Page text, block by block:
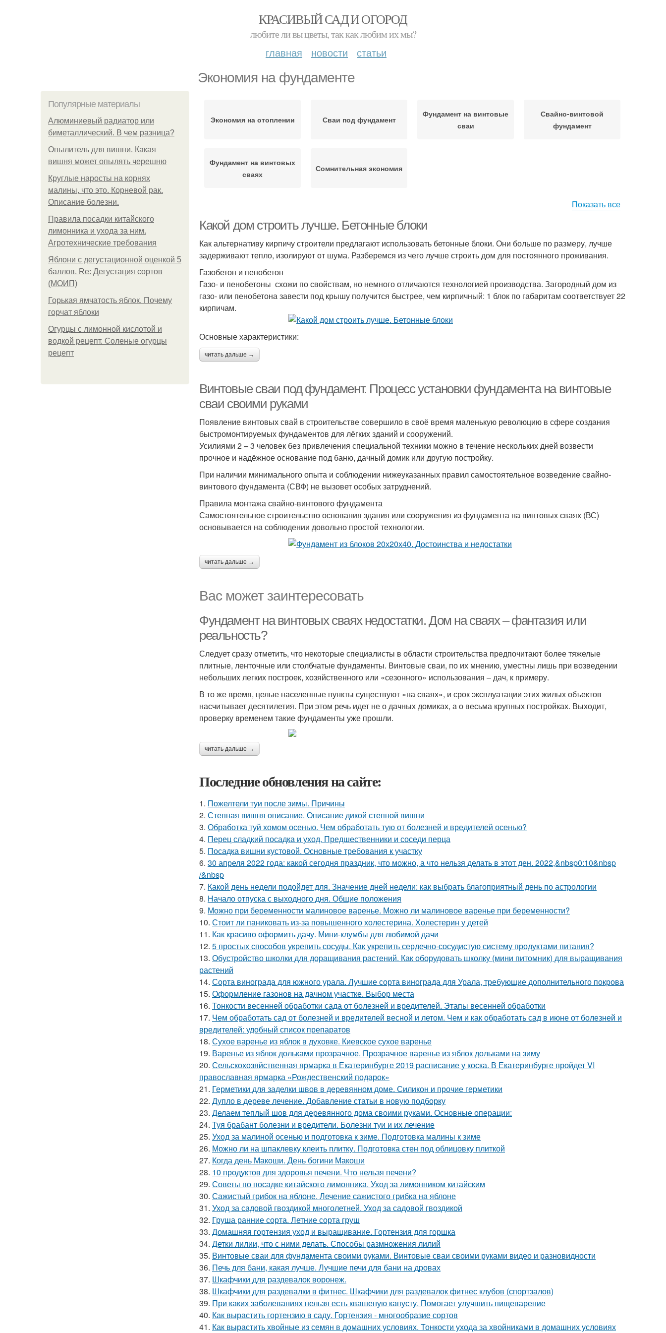
КРАСИВЫЙ САД И ОГОРОД
любите ли вы цветы, так как любим их мы?
главная новости статьи
Экономия на фундаменте
Популярные материалы
Алюминиевый радиатор или
биметаллический. В чем разница?
Опылитель для вишни. Какая
вишня может опылять черешню
Круглые наросты на корнях
малины, что это. Корневой рак.
Описание болезни.
Правила посадки китайского
лимонника и ухода за ним.
Агротехнические требования
Яблони с дегустационной оценкой 5
баллов. Re: Дегустация сортов
(МОИП)
Горькая ямчатость яблок. Почему
горчат яблоки
Огурцы с лимонной кислотой и
водкой рецепт. Соленые огурцы
рецепт
Экономия на отоплении Сваи под фундамент
Фундамент на винтовые
сваи
Свайно-винтовой
фундамент
Фундамент на винтовых
сваях
Сомнительная экономия
Показать все
Какой дом строить лучше. Бетонные блоки
Как альтернативу кирпичу строители предлагают использовать бетонные блоки. Они больше по размеру, лучше
задерживают тепло, изолируют от шума. Разберемся из чего лучше строить дом для постоянного проживания.
Газобетон и пенобетон
Газо- и пенобетоны схожи по свойствам, но немного отличаются технологией производства. Загородный дом из
газо- или пенобетона завести под крышу получится быстрее, чем кирпичный: 1 блок по габаритам соответствует 22
кирпичам.
Основные характеристики:
читать дальше →
Винтовые сваи под фундамент. Процесс установки фундамента на винтовые
сваи своими руками
Появление винтовых свай в строительстве совершило в своё время маленькую революцию в сфере создания
быстромонтируемых фундаментов для лёгких зданий и сооружений.
Усилиями 2 – 3 человек без привлечения специальной техники можно в течение нескольких дней возвести
прочное и надёжное основание под баню, дачный домик или другую постройку.
При наличии минимального опыта и соблюдении нижеуказанных правил самостоятельное возведение свайно-
винтового фундамента (СВФ) не вызовет особых затруднений.
Правила монтажа свайно-винтового фундамента
Самостоятельное строительство основания здания или сооружения из фундамента на винтовых сваях (ВС)
основывается на соблюдении довольно простой технологии.
читать дальше →
Вас может заинтересовать
Фундамент на винтовых сваях недостатки. Дом на сваях – фантазия или
реальность?
Следует сразу отметить, что некоторые специалисты в области строительства предпочитают более тяжелые
плитные, ленточные или столбчатые фундаменты. Винтовые сваи, по их мнению, уместны лишь при возведении
небольших легких построек, хозяйственного или «сезонного» использования – дач, к примеру.
В то же время, целые населенные пункты существуют «на сваях», и срок эксплуатации этих жилых объектов
насчитывает десятилетия. При этом речь идет не о дачных домиках, а о весьма крупных постройках. Выходит,
проверку временем такие фундаменты уже прошли.
читать дальше →
Последние обновления на сайте:
1. Пожелтели туи после зимы. Причины
2. Степная вишня описание. Описание дикой степной вишни
3. Обработка туй хомом осенью. Чем обработать тую от болезней и вредителей осенью?
4. Перец сладкий посадка и уход. Предшественники и соседи перца
5. Посадка вишни кустовой. Основные требования к участку
6. 30 апреля 2022 года: какой сегодня праздник, что можно, а что нельзя делать в этот ден. 2022,&nbsp0:10&nbsp
/&nbsp
7. Какой день недели подойдет для. Значение дней недели: как выбрать благоприятный день по астрологии
8. Начало отпуска с выходного дня. Общие положения
9. Можно при беременности малиновое варенье. Можно ли малиновое варенье при беременности?
10. Стоит ли паниковать из-за повышенного холестерина. Холестерин у детей
11. Как красиво оформить дачу. Мини-клумбы для любимой дачи
12. 5 простых способов укрепить сосуды. Как укрепить сердечно-сосудистую систему продуктами питания?
13. Обустройство школки для доращивания растений. Как оборудовать школку (мини питомник) для выращивания
растений
14. Сорта винограда для южного урала. Лучшие сорта винограда для Урала, требующие дополнительного покрова
15. Оформление газонов на дачном участке. Выбор места
16. Тонкости весенней обработки сада от болезней и вредителей. Этапы весенней обработки
17. Чем обработать сад от болезней и вредителей весной и летом. Чем и как обработать сад в июне от болезней и
вредителей: удобный список препаратов
18. Сухое варенье из яблок в духовке. Киевское сухое варенье
19. Варенье из яблок дольками прозрачное. Прозрачное варенье из яблок дольками на зиму
20. Сельскохозяйственная ярмарка в Екатеринбурге 2019 расписание у коска. В Екатеринбурге пройдет VI
православная ярмарка «Рождественский подарок»
21. Герметики для заделки швов в деревянном доме. Силикон и прочие герметики
22. Дупло в дереве лечение. Добавление статьи в новую подборку
23. Делаем теплый шов для деревянного дома своими руками. Основные операции:
24. Туя брабант болезни и вредители. Болезни туи и их лечение
25. Уход за малиной осенью и подготовка к зиме. Подготовка малины к зиме
26. Можно ли на шпаклевку клеить плитку. Подготовка стен под облицовку плиткой
27. Когда день Макоши. День богини Макоши
28. 10 продуктов для здоровья печени. Что нельзя печени?
29. Советы по посадке китайского лимонника. Уход за лимонником китайским
30. Сажистый грибок на яблоне. Лечение сажистого грибка на яблоне
31. Уход за садовой гвоздикой многолетней. Уход за садовой гвоздикой
32. Груша ранние сорта. Летние сорта груш
33. Домашняя гортензия уход и выращивание. Гортензия для горшка
34. Детки лилии, что с ними делать. Способы размножения лилий
35. Винтовые сваи для фундамента своими руками. Винтовые сваи своими руками видео и разновидности
36. Печь для бани, какая лучше. Лучшие печи для бани на дровах
37. Шкафчики для раздевалок воронеж.
38. Шкафчики для раздевалки в фитнес. Шкафчики для раздевалок фитнес клубов (спортзалов)
39. При каких заболеваниях нельзя есть квашеную капусту. Помогает улучшить пищеварение
40. Как вырастить гортензию в саду. Гортензия - многообразие сортов
41. Как вырастить хвойные из семян в домашних условиях. Тонкости ухода за хвойниками в домашних условиях